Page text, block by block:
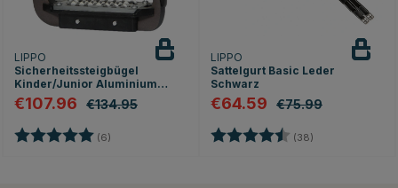
LIPPO
Sicherheitssteigbügel
Kinder/Junior Aluminium
Braun
€107.96 €134.95
Bewertung: (6)
LIPPO
Sattelgurt Basic Leder
Schwarz
€64.59 €75.99
Bewertung: (38)